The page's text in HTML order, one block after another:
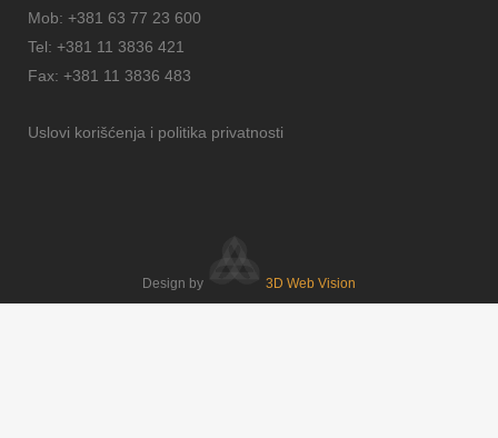
Mob: +381 63 77 23 600
Tel: +381 11 3836 421
Fax: +381 11 3836 483
Uslovi korišćenja i politika privatnosti
Design by 3D Web Vision